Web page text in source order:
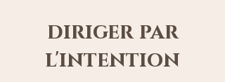
diriger par
l'intention